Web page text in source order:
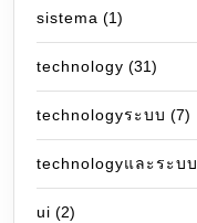
sistema (1)
technology (31)
technologyระบบ (7)
technologyและระบบ
ui (2)